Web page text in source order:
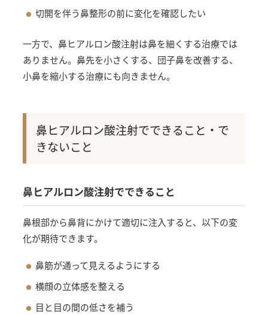
切開を伴う鼻整形の前に変化を確認したい
一方で、鼻ヒアルロン酸注射は鼻を細くする治療では
ありません。鼻先を小さくする、団子鼻を改善する、
小鼻を縮小する治療にも向きません。
鼻ヒアルロン酸注射でできること・で
きないこと
鼻ヒアルロン酸注射でできること
鼻根部から鼻背にかけて適切に注入すると、以下の変
化が期待できます。
鼻筋が通って見えるようにする
横顔の立体感を整える
目と目の間の低さを補う